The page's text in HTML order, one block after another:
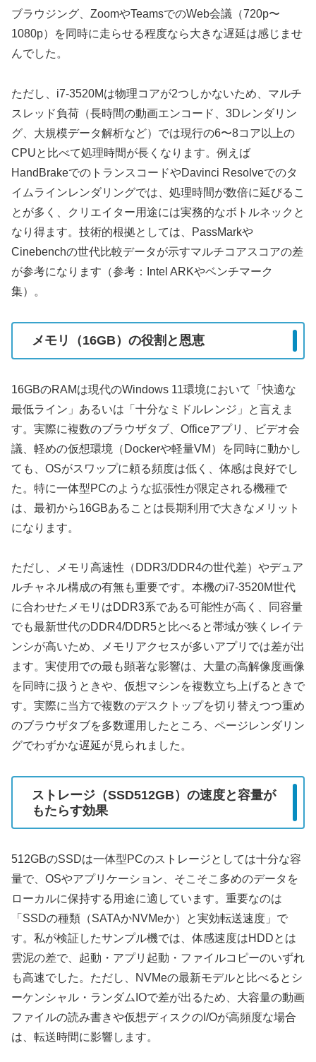
ブラウジング、ZoomやTeamsでのWeb会議（720p〜
1080p）を同時に走らせる程度なら大きな遅延は感じませ
んでした。
ただし、i7-3520Mは物理コアが2つしかないため、マルチ
スレッド負荷（長時間の動画エンコード、3Dレンダリン
グ、大規模データ解析など）では現行の6〜8コア以上の
CPUと比べて処理時間が長くなります。例えば
HandBrakeでのトランスコードやDavinci Resolveでのタ
イムラインレンダリングでは、処理時間が数倍に延びるこ
とが多く、クリエイター用途には実務的なボトルネックと
なり得ます。技術的根拠としては、PassMarkや
Cinebenchの世代比較データが示すマルチコアスコアの差
が参考になります（参考：Intel ARKやベンチマーク
集）。
メモリ（16GB）の役割と恩恵
16GBのRAMは現代のWindows 11環境において「快適な
最低ライン」あるいは「十分なミドルレンジ」と言えま
す。実際に複数のブラウザタブ、Officeアプリ、ビデオ会
議、軽めの仮想環境（Dockerや軽量VM）を同時に動かし
ても、OSがスワップに頼る頻度は低く、体感は良好でし
た。特に一体型PCのような拡張性が限定される機種で
は、最初から16GBあることは長期利用で大きなメリット
になります。
ただし、メモリ高速性（DDR3/DDR4の世代差）やデュア
ルチャネル構成の有無も重要です。本機のi7-3520M世代
に合わせたメモリはDDR3系である可能性が高く、同容量
でも最新世代のDDR4/DDR5と比べると帯域が狭くレイテ
ンシが高いため、メモリアクセスが多いアプリでは差が出
ます。実使用での最も顕著な影響は、大量の高解像度画像
を同時に扱うときや、仮想マシンを複数立ち上げるときで
す。実際に当方で複数のデスクトップを切り替えつつ重め
のブラウザタブを多数運用したところ、ページレンダリン
グでわずかな遅延が見られました。
ストレージ（SSD512GB）の速度と容量が
もたらす効果
512GBのSSDは一体型PCのストレージとしては十分な容
量で、OSやアプリケーション、そこそこ多めのデータを
ローカルに保持する用途に適しています。重要なのは
「SSDの種類（SATAかNVMeか）と実効転送速度」で
す。私が検証したサンプル機では、体感速度はHDDとは
雲泥の差で、起動・アプリ起動・ファイルコピーのいずれ
も高速でした。ただし、NVMeの最新モデルと比べるとシ
ーケンシャル・ランダムIOで差が出るため、大容量の動画
ファイルの読み書きや仮想ディスクのI/Oが高頻度な場合
は、転送時間に影響します。